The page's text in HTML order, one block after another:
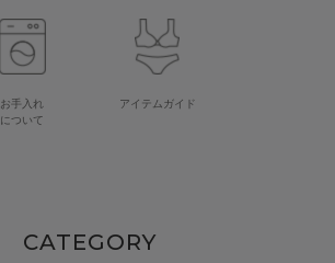
お手入れ
について
アイテムガイド
CATEGORY